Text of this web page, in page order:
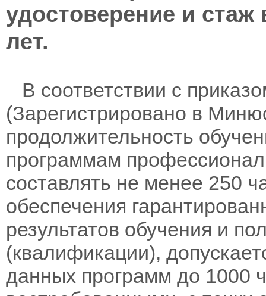
удостоверение и
лет.
В соответствии с
(Зарегистрировано в
продолжительность
программам
составлять не менее 250
обеспечения
результатов обучения и
(квалификации),
данных программ до 1000